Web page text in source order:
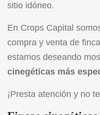
sitio idóneo.
En Crops Capital
compra y venta de
estamos deseando
cinegéticas más
¡Presta atención y no